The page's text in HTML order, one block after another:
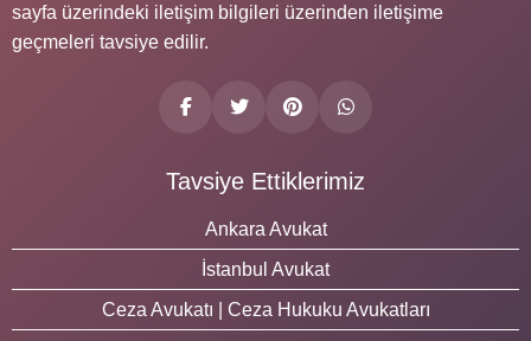
sayfa üzerindeki iletişim bilgileri üzerinden iletişime
geçmeleri tavsiye edilir.
Tavsiye Ettiklerimiz
Ankara Avukat
İstanbul Avukat
Ceza Avukatı | Ceza Hukuku Avukatları